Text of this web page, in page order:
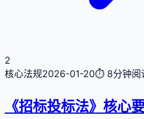
2
核心法规2026-01-20⏱ 8分钟阅
《招标投标法》核心